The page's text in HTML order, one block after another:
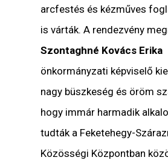
arcfestés és kézműves
is várták. A rendezvény
Szontaghné Kovács Erika
önkormányzati képviselő
nagy büszkeség és öröm
hogy immár harmadik
tudták a Feketehegy-
Közösségi Központban